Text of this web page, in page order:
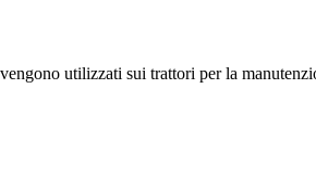
utilizzati sui trattori per la